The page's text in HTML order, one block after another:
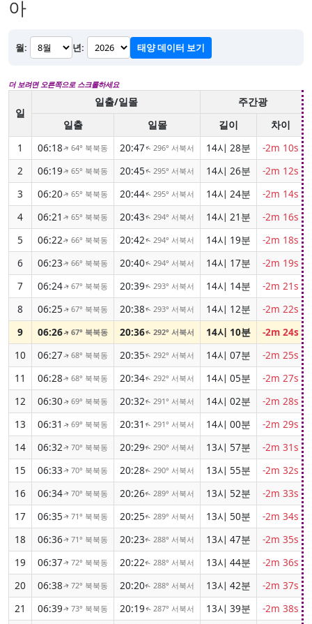
아
월: 년: 태양 데이터 보기
더 보려면 오른쪽으로 스크롤하세요
일
일출/일몰 주간광
일출
일몰 길이
차이
1
06:18↑64° 북북동 20:47↑296° 서북서 14시 28분 -2m 10s
2
06:19↑65° 북북동 20:45↑295° 서북서 14시 26분 -2m 12s
3
06:20↑65° 북북동 20:44↑295° 서북서 14시 24분 -2m 14s
4
06:21 ↑65° 북북동 20:43↑294° 서북서 14시 21분 -2m 16s
5
06:22↑66° 북북동 20:42↑294° 서북서 14시 19분 -2m 18s
6
06:23↑66° 북북동 20:40↑294° 서북서 14시 17분 -2m 19s
7
06:24↑67° 북북동 20:39↑293° 서북서 14시 14분 -2m 21s
8
06:25↑67° 북북동 20:38↑293° 서북서 14시 12분 -2m 22s
9
06:26↑67° 북북동 20:36↑292° 서북서 14시 10분 -2m 24s
10
06:27↑68° 북북동 20:35↑ 292° 서북서 14시 07분 -2m 25s
11
06:28↑68° 북북동 20:34↑ 292° 서북서 14시 05분 -2m 27s
12
06:30↑69° 북북동 20:32↑ 291° 서북서 14시 02분 -2m 28s
13
06:31 ↑69° 북북동 20:31 ↑ 291° 서북서 14시 00분 -2m 29s
14
06:32↑70° 북북동 20:29↑ 290° 서북서 13시 57분 -2m 31s
15
06:33↑70° 북북동 20:28↑ 290° 서북서 13시 55분 -2m 32s
16
06:34↑70° 북북동 20:26↑ 289° 서북서 13시 52분 -2m 33s
17
06:35↑71° 북북동 20:25↑ 289° 서북서 13시 50분 -2m 34s
18
06:36↑71° 북북동 20:23↑ 288° 서북서 13시 47분 -2m 35s
19
06:37↑72° 북북동 20:22↑ 288° 서북서 13시 44분 -2m 36s
20
06:38↑72° 북북동 20:20↑ 288° 서북서 13시 42분 -2m 37s
21
06:39↑73° 북북동 20:19↑ 287° 서북서 13시 39분 -2m 38s